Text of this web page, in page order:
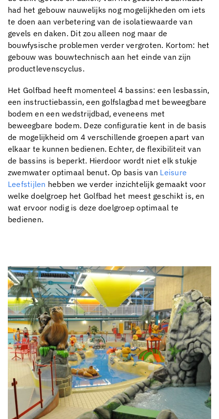
had het gebouw nauwelijks nog mogelijkheden om iets
te doen aan verbetering van de isolatiewaarde van
gevels en daken. Dit zou alleen nog maar de
bouwfysische problemen verder vergroten. Kortom: het
gebouw was bouwtechnisch aan het einde van zijn
productlevenscyclus.
Het Golfbad heeft momenteel 4 bassins: een lesbassin,
een instructiebassin, een golfslagbad met beweegbare
bodem en een wedstrijdbad, eveneens met
beweegbare bodem. Deze configuratie kent in de basis
de mogelijkheid om 4 verschillende groepen apart van
elkaar te kunnen bedienen. Echter, de flexibiliteit van
de bassins is beperkt. Hierdoor wordt niet elk stukje
zwemwater optimaal benut. Op basis van Leisure
Leefstijlen hebben we verder inzichtelijk gemaakt voor
welke doelgroep het Golfbad het meest geschikt is, en
wat ervoor nodig is deze doelgroep optimaal te
bedienen.